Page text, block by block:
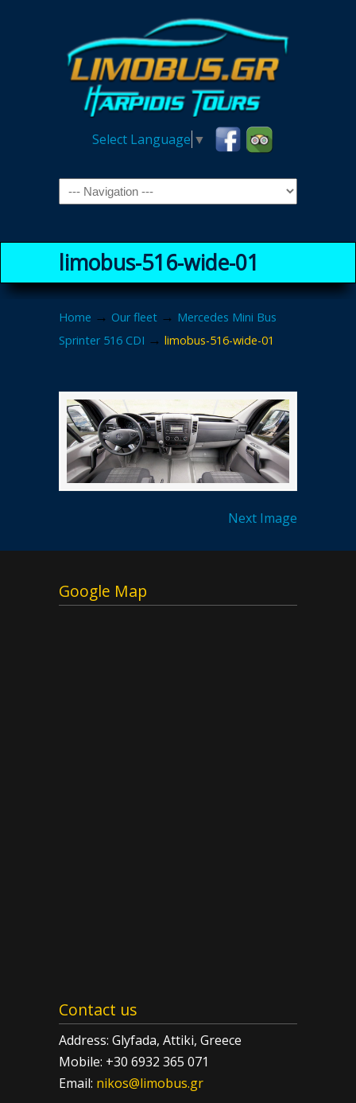
Select Language ▼
Navigation
limobus-516-wide-01
Home → Our fleet → Mercedes Mini Bus
Sprinter 516 CDI → limobus-516-wide-01
Next Image
Google Map
Contact us
Address: Glyfada, Attiki, Greece
Mobile: +30 6932 365 071
Email: nikos@limobus.gr